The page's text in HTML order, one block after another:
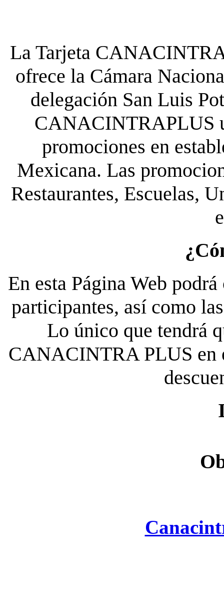
La Tarjeta
ofrece la Cámara
delegación San Luis
CANACINTRAPLUS
promociones en
Mexicana. Las
Restaurantes, Escuelas,
En esta Página Web
participantes, así como
Lo único que tendrá
CANACINTRA PLUS en